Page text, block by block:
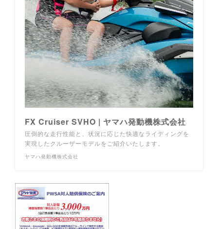
FX Cruiser SVHO | ヤマハ発動機株式会社
圧倒的な走行性能と、状況に応じた快適なライディングを
実現したクルーザーモデルをご紹介いたします。
ヤマハ発動機株式会社